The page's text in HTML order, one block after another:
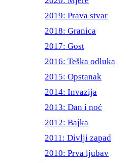
2019: Prava stvar
2018: Granica
2017: Gost
2016: Teška odluka
2015: Opstanak
2014: Invazija
2013: Dan i noć
2012: Bajka
2011: Divlji zapad
2010: Prva ljubav